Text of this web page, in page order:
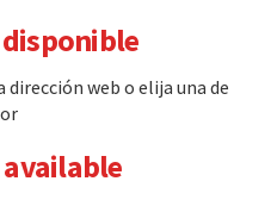
web o elija una de
available